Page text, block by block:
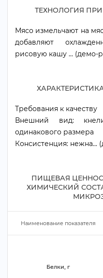
ТЕХНОЛОГИЯ
Мясо измельчают на
добавляют
рисовую кашу ... (демо-
Требования к качеству
нешний вид:
одинакового размера
Консистенция: нежна...
ПИЩЕВАЯ
ХИМИЧЕСКИЙ
Наименование показателя
Белки,